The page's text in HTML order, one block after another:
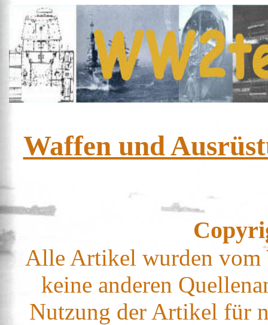
Waffen und
Alle Artikel wurden vom
keine anderen
Nutzung der Artikel für